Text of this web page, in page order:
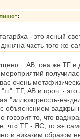
пишет:
- это ясный
часть того же
АВ, она же ТГ в
очень
ТГ, АВ и проч. -
"иллюзорность-на-
объяснением ваджры
говорит то, что
что ТГ - ЯС, то же
и никаким образом